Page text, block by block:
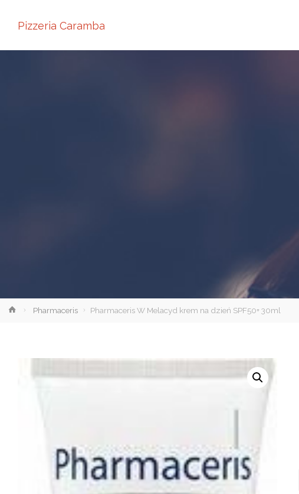
Pizzeria Caramba
StronaPharmaceris Pharmaceris W Melacyd krem na dzień SPF50+ 30ml